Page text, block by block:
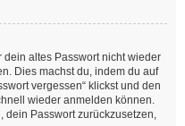
dein altes Passwort nicht wieder
Dies machst du, indem du auf
vergessen“ klickst und den
wieder anmelden können.
dein Passwort zurückzusetzen,